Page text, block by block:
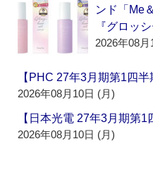
ンド「Me
『グロッ
2026年08
【PHC 27年3月期第1四
2026年08月10日 (月)
【日本光電 27年3月期第
2026年08月10日 (月)